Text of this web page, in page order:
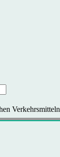
Verkehrsmitteln